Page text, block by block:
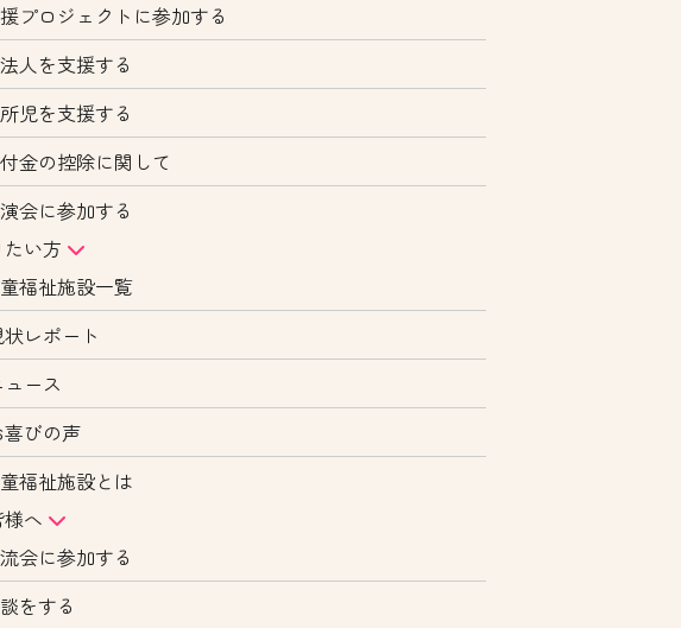
プロジェクトに参加する
人を支援する
児を支援する
金の控除に関して
会に参加する
い方
福祉施設一覧
状レポート
ュース
喜びの声
福祉施設とは
へ
会に参加する
をする